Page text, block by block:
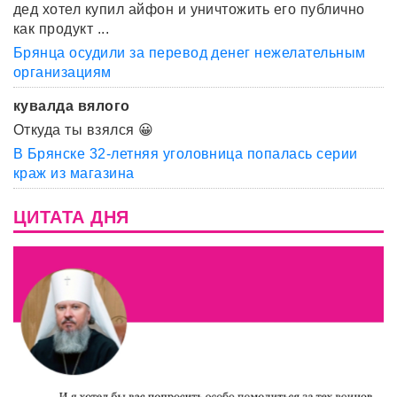
дед хотел купил айфон и уничтожить его публично
как продукт ...
Брянца осудили за перевод денег нежелательным
организациям
кувалда вялого
Откуда ты взялся 😀
В Брянске 32-летняя уголовница попалась серии
краж из магазина
ЦИТАТА ДНЯ